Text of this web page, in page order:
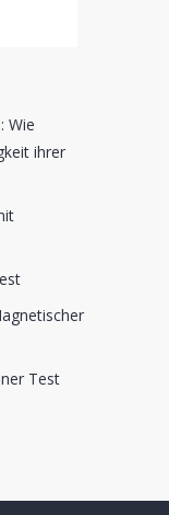
Wie
ihrer
Test